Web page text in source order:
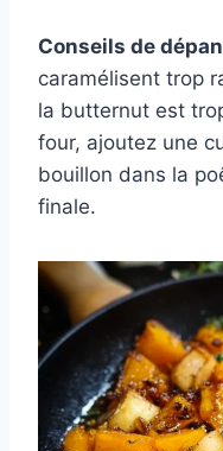
Conseils de
caramélisent trop
la butternut est
four, ajoutez une
bouillon dans la
finale.